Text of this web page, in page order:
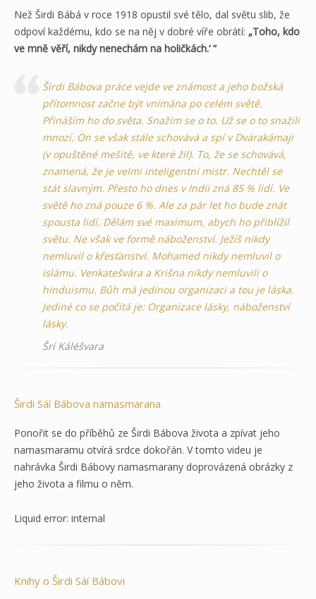
Než Širdi Bábá v roce 1918 opustil své tělo, dal světu slib, že
odpoví každému, kdo se na něj v dobré víře obrátí: „Toho, kdo
ve mně věří, nikdy nenechám na holičkách.‘ “
Širdi Bábova práce vejde ve známost a jeho božská
přítomnost začne být vnímána po celém světě.
Přináším ho do světa. Snažím se o to. Už se o to snažili
mnozí. On se však stále schovává a spí v Dvárakámaji
(v opuštěné mešitě, ve které žil). To, že se schovává,
znamená, že je velmi inteligentní mistr. Nechtěl se
stát slavným. Přesto ho dnes v Indii zná 85 % lidí. Ve
světě ho zná pouze 6 %. Ale za pár let ho bude znát
spousta lidí. Dělám své maximum, abych ho přiblížil
světu. Ne však ve formě náboženství. Ježíš nikdy
nemluvil o křesťanství. Mohamed nikdy nemluvil o
islámu. Venkatešvára a Krišna nikdy nemluvili o
hinduismu. Bůh má jedinou organizaci a tou je láska.
Jediné co se počítá je: Organizace lásky, náboženství
lásky.
Šrí Káléšvara
Širdi Sáí Bábova namasmarana
Ponořit se do příběhů ze Širdi Bábova života a zpívat jeho
namasmaramu otvírá srdce dokořán. V tomto videu je
nahrávka Širdi Bábovy namasmarany doprovázená obrázky z
jeho života a filmu o něm.
Liquid error: internal
Knihy o Širdi Sáí Bábovi